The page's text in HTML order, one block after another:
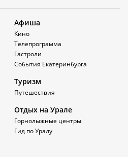
Афиша
Кино
Телепрограмма
Гастроли
События Екатеринбурга
Туризм
Путешествия
Отдых на Урале
Горнолыжные центры
Гид по Уралу